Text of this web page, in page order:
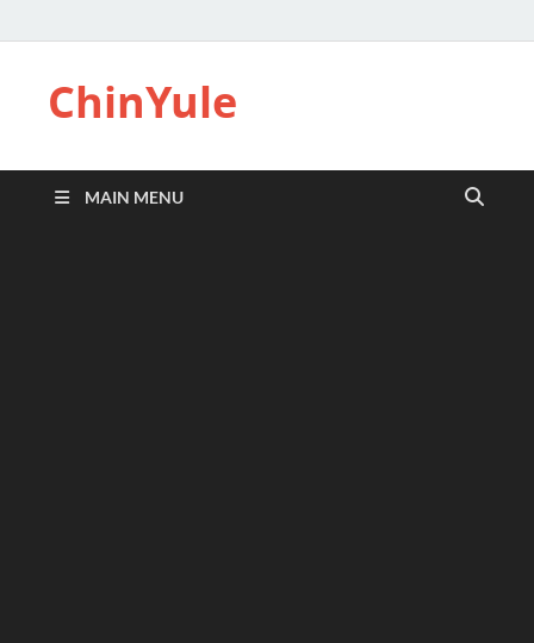
ChinYule
MAIN MENU